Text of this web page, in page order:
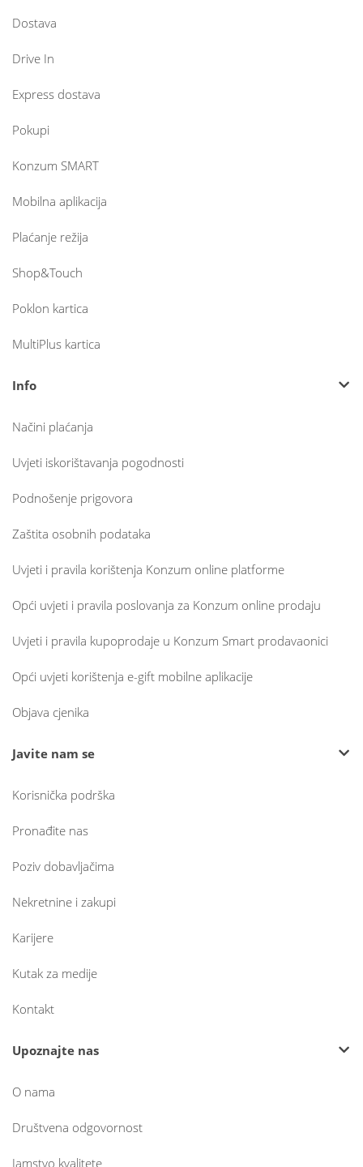
Dostava
Drive In
Express dostava
Pokupi
Konzum SMART
Mobilna aplikacija
Plaćanje režija
Shop&Touch
Poklon kartica
MultiPlus kartica
Info
Načini plaćanja
Uvjeti iskorištavanja pogodnosti
Podnošenje prigovora
Zaštita osobnih podataka
Uvjeti i pravila korištenja Konzum online platforme
Opći uvjeti i pravila poslovanja za Konzum online prodaju
Uvjeti i pravila kupoprodaje u Konzum Smart prodavaonici
Opći uvjeti korištenja e-gift mobilne aplikacije
Objava cjenika
Javite nam se
Korisnička podrška
Pronađite nas
Poziv dobavljačima
Nekretnine i zakupi
Karijere
Kutak za medije
Kontakt
Upoznajte nas
O nama
Društvena odgovornost
Jamstvo kvalitete